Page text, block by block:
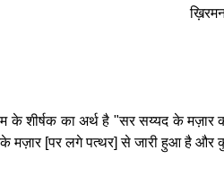
के शीर्षक का अर्थ है "सर सय्यद के मज़ार
मज़ार [पर लगे पत्थर] से जारी हुआ है और